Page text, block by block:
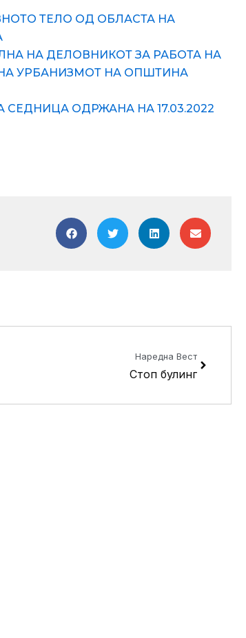
ТЕЛО ОД ОБЛАСТА НА
НА ДЕЛОВНИКОТ ЗА РАБОТА НА
УРБАНИЗМОТ НА ОПШТИНА
ОДРЖАНА НА 17.03.2022
Наредна Вест
Стоп булинг